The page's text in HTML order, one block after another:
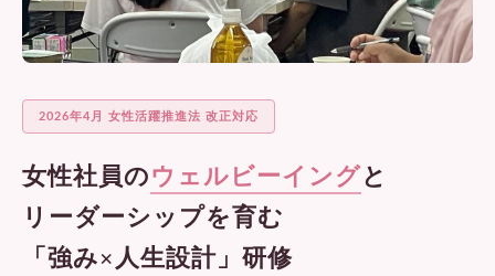
最新ブログ
会社概要
アクセス
採用情報
2026年4月 女性活躍推進法 改正対応
女性社員のウェルビーイングと
リーダーシップを育む
「強み×人生設計」研修